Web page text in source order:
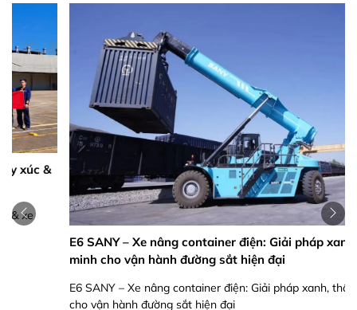
E6 SANY – Xe nâng container điện: Giải pháp xanh, thông
minh cho vận hành đường sắt hiện đại
E6 SANY – Xe nâng container điện: Giải pháp xanh, thông minh
cho vận hành đường sắt hiện đại